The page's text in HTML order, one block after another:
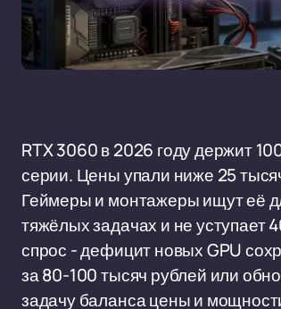
RTX 3060 в 2026 году держит
серии. Цены упали ниже 25
Геймеры и монтажеры ищут её
тяжёлых задачах и не уступает
спрос - дефицит новых GPU
за 80-100 тысяч рублей или
задачу баланса цены и